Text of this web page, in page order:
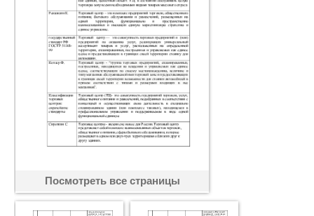
Посмотреть все страницы